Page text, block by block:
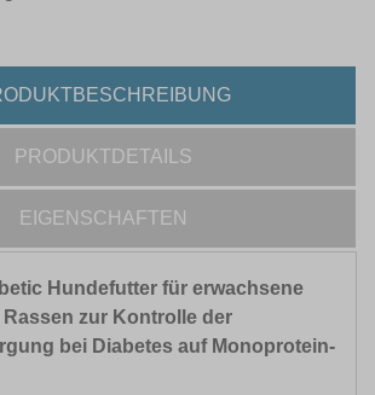
PRODUKTDETAILS
EIGENSCHAFTEN
Hundefutter für erwachsene
Rassen zur Kontrolle der
bei Diabetes auf Monoprotein-